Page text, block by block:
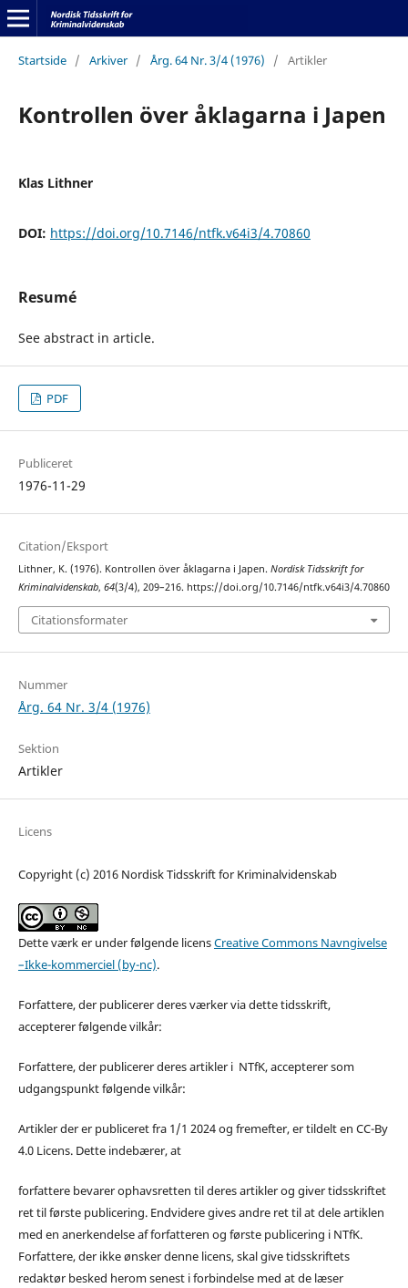
Startside / Arkiver / Årg. 64 Nr. 3/4 (1976) / Artikler
Kontrollen över åklagarna i Japen
Klas Lithner
DOI: https://doi.org/10.7146/ntfk.v64i3/4.70860
Resumé
See abstract in article.
PDF
Publiceret
1976-11-29
Citation/Eksport
Lithner, K. (1976). Kontrollen över åklagarna i Japen. Nordisk Tidsskrift for
Kriminalvidenskab, 64(3/4), 209–216. https://doi.org/10.7146/ntfk.v64i3/4.70860
Citationsformater
Nummer
Årg. 64 Nr. 3/4 (1976)
Sektion
Artikler
Licens
Copyright (c) 2016 Nordisk Tidsskrift for Kriminalvidenskab
Dette værk er under følgende licensCreative Commons Navngivelse
–Ikke-kommerciel (by-nc).
Forfattere, der publicerer deres værker via dette tidsskrift,
accepterer følgende vilkår:
Forfattere, der publicerer deres artikler i NTfK, accepterer som
udgangspunkt følgende vilkår:
Artikler der er publiceret fra 1/1 2024 og fremefter, er tildelt en CC-By
4.0 Licens. Dette indebærer, at
forfattere bevarer ophavsretten til deres artikler og giver tidsskriftet
ret til første publicering. Endvidere gives andre ret til at dele artiklen
med en anerkendelse af forfatteren og første publicering i NTfK.
Forfattere, der ikke ønsker denne licens, skal give tidsskriftets
redaktør besked herom senest i forbindelse med at de læser